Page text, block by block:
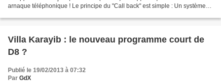
arnaque téléphonique ! Le principe du "Call back" est simple : Un système
Villa Karayib : le nouveau programme court de
D8 ?
Publié le 19/02/2013 à 07:32
Par GdX